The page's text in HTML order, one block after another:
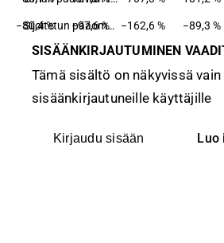
Sijoitetun pääoman tuotto-%
−80,4 % −97,6 % −162,6 % −89,3 %
SISÄÄNKIRJAUTUMINEN
Tämä sisältö on näkyvissä vain
sisäänkirjautuneille käyttäjille
Kirjaudu sisään Luo